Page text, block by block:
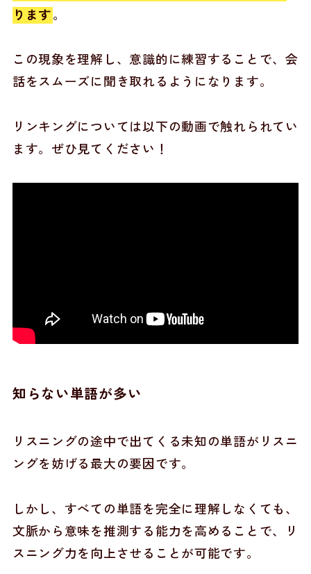
ります。
この現象を理解し、意識的に練習することで、会
話をスムーズに聞き取れるようになります。
リンキングについては以下の動画で触れられてい
ます。ぜひ見てください！
知らない単語が多い
リスニングの途中で出てくる未知の単語がリスニ
ングを妨げる最大の要因です。
しかし、すべての単語を完全に理解しなくても、
文脈から意味を推測する能力を高めることで、リ
スニング力を向上させることが可能です。